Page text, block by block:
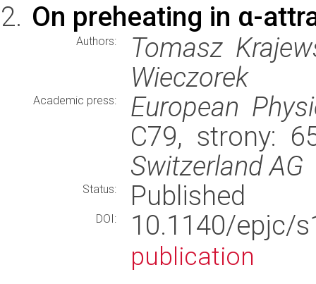
On preheating in α-
Authors:
Tomasz
Wieczorek
Academic press:
European
C79, strony:
Switzerland AG
Status: Published
DOI: 10.1140/epjc/
publication